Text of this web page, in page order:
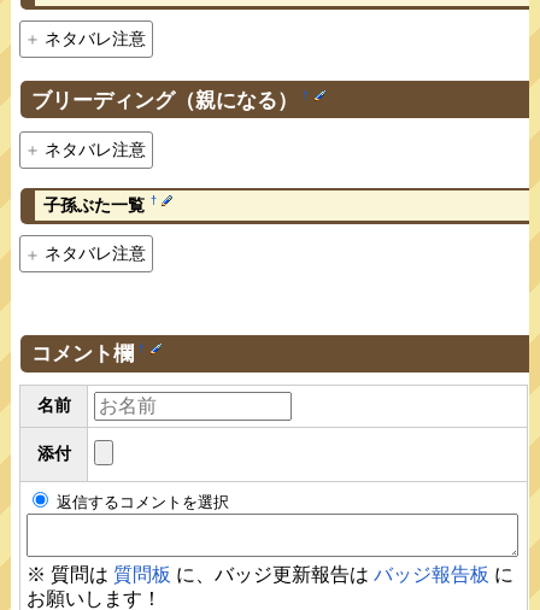
ネタバレ注意
ブリーディング（親になる） †
ネタバレ注意
子孫ぶた一覧 †
ネタバレ注意
コメント欄 †
名前
添付
返信するコメントを選択
※ 質問は 質問板 に、バッジ更新報告はバッジ報告板 に
お願いします！